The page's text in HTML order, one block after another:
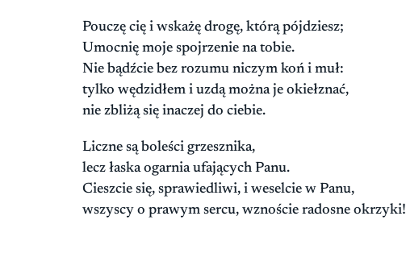
Pouczę cię i wskażę drogę, którą pójdziesz;
Umocnię moje spojrzenie na tobie.
Nie bądźcie bez rozumu niczym koń i muł:
tylko wędzidłem i uzdą można je okiełznać,
nie zbliżą się inaczej do ciebie.
Liczne są boleści grzesznika,
lecz łaska ogarnia ufających Panu.
Cieszcie się, sprawiedliwi, i weselcie w Panu,
wszyscy o prawym sercu, wznoście radosne okrzyki!